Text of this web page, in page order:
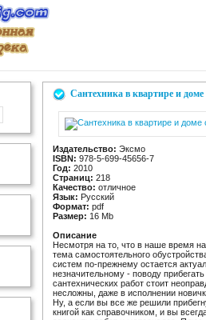
Сантехника в квартире и
Издательство: Эксмо
ISBN: 978-5-699-45656-7
Год: 2010
Страниц: 218
Качество: отличное
Язык: Русский
Формат: pdf
Размер: 16 Мb
Описание
Несмотря на то, что в наше время
тема самостоятельного
систем по-прежнему остается
незначительному - поводу
сантехнических работ стоит
несложны, даже в исполнении
Ну, а если вы все же решили
книгой как справочником, и вы